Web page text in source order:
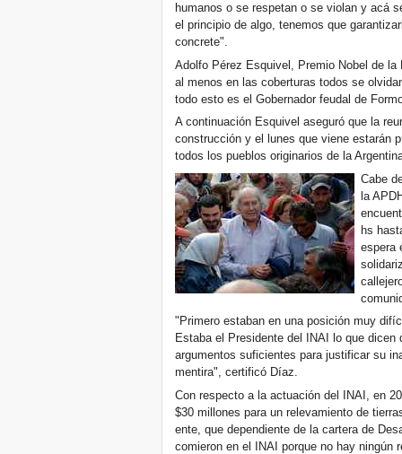
humanos o se respetan o se violan y acá
el principio de algo, tenemos que
concrete".
Adolfo Pérez Esquivel, Premio Nobel de
al menos en las coberturas todos se
todo esto es el Gobernador feudal de
A continuación Esquivel aseguró que la
construcción y el lunes que viene estarán
todos los pueblos originarios de la
Cabe
la
hs
espera
"Primero estaban en una posición muy
Estaba el Presidente del INAI lo que dicen
argumentos suficientes para justificar su
mentira", certificó Díaz.
Con respecto a la actuación del INAI, en
$30 millones para un relevamiento de
ente, que dependiente de la cartera de
comieron en el INAI porque no hay ningún